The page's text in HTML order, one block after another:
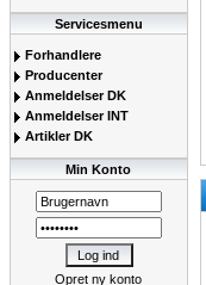
Servicesmenu
Forhandlere
Producenter
Anmeldelser DK
Anmeldelser INT
Artikler DK
Min Konto
Opret ny konto